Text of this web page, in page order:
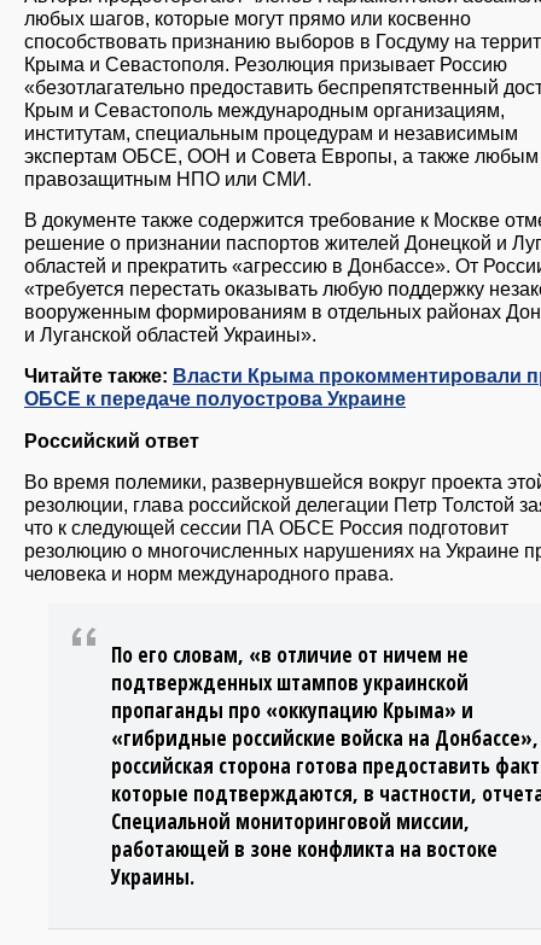
любых шагов, которые могут прямо или косвенно
способствовать признанию выборов в Госдуму на
Крыма и Севастополя. Резолюция призывает Россию
«безотлагательно предоставить беспрепятственный
Крым и Севастополь международным организациям,
институтам, специальным процедурам и независимым
экспертам ОБСЕ, ООН и Совета Европы, а также любым
правозащитным НПО или СМИ.
В документе также содержится требование к Москве
решение о признании паспортов жителей Донецкой и
областей и прекратить «агрессию в Донбассе». От
«требуется перестать оказывать любую поддержку
вооруженным формированиям в отдельных районах
и Луганской областей Украины».
Читайте также: Власти Крыма прокомментировали
ОБСЕ к передаче полуострова Украине
Российский ответ
Во время полемики, развернувшейся вокруг проекта
резолюции, глава российской делегации Петр Толстой
что к следующей сессии ПА ОБСЕ Россия подготовит
резолюцию о многочисленных нарушениях на Украине
человека и норм международного права.
По его словам, «в отличие от ничем не
подтвержденных штампов украинской
пропаганды про «оккупацию Крыма» и
«гибридные российские войска на Донбассе»,
российская сторона готова предоставить
которые подтверждаются, в частности,
Специальной мониторинговой миссии,
работающей в зоне конфликта на востоке
Украины.